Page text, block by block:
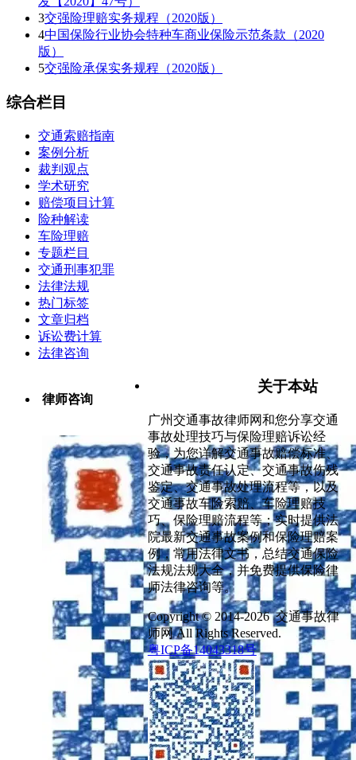
3交强险理赔实务规程（2020版）
4中国保险行业协会特种车商业保险示范条款（2020
版）
5交强险承保实务规程（2020版）
综合栏目
交通索赔指南
案例分析
裁判观点
学术研究
赔偿项目计算
险种解读
车险理赔
专题栏目
交通刑事犯罪
法律法规
热门标签
文章归档
诉讼费计算
法律咨询
律师咨询
关于本站
广州交通事故律师网和您分享交通
事故处理技巧与保险理赔诉讼经
验，为您详解交通事故赔偿标准、
交通事故责任认定、交通事故伤残
鉴定、交通事故处理流程等，以及
交通事故车险索赔、车险理赔技
巧、保险理赔流程等；实时提供法
院最新交通事故案例和保险理赔案
例，常用法律文书，总结交通保险
法规法规大全，并免费提供保险律
师法律咨询等。
Copyright © 2014-2026 交通事故律
师网 All Rights Reserved.
粤ICP备14043318号